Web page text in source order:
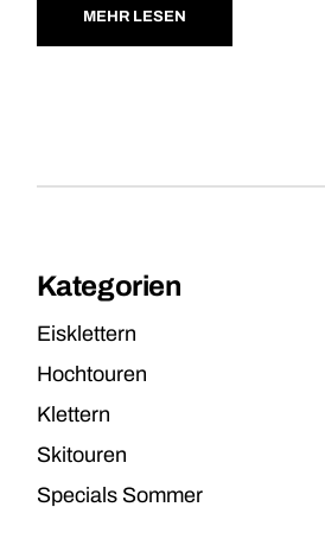
MEHR LESEN
Kategorien
Eisklettern
Hochtouren
Klettern
Skitouren
Specials Sommer